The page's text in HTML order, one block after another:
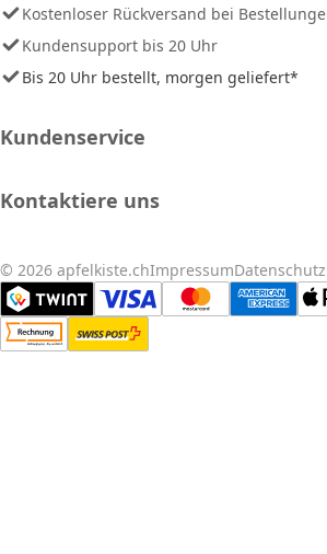
Kostenloser Rückversand bei
Kundensupport bis 20 Uhr
Bis 20 Uhr bestellt, morgen geliefert*
Kundenservice
Kontaktiere uns
© 2026 apfelkiste.chImpressumDatenschutz